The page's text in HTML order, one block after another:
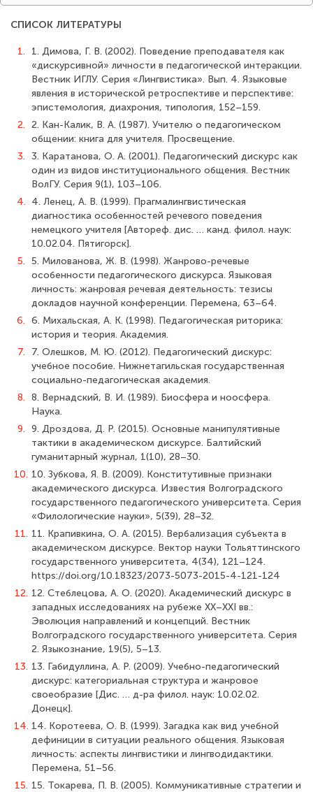
СПИСОК ЛИТЕРАТУРЫ
1.
1. Димова, Г. В. (2002). Поведение преподавателя как
«дискурсивной» личности в педагогической интеракции.
Вестник ИГЛУ. Серия «Лингвистика». Вып. 4. Языковые
явления в исторической ретроспективе и перспективе:
эпистемология, диахрония, типология, 152–159.
2. 2. Кан-Калик, В. А. (1987). Учителю о педагогическом
общении: книга для учителя. Просвещение.
3. 3. Каратанова, О. А. (2001). Педагогический дискурс как
один из видов институционального общения. Вестник
ВолГУ. Серия 9(1), 103–106.
4. 4. Ленец, А. В. (1999). Прагмалингвистическая
диагностика особенностей речевого поведения
немецкого учителя [Автореф. дис. … канд. филол. наук:
10.02.04. Пятигорск].
5. 5. Милованова, Ж. В. (1998). Жанрово-речевые
особенности педагогического дискурса. Языковая
личность: жанровая речевая деятельность: тезисы
докладов научной конференции. Перемена, 63–64.
6. 6. Михальская, А. К. (1998). Педагогическая риторика:
история и теория. Академия.
7.
7. Олешков, М. Ю. (2012). Педагогический дискурс:
учебное пособие. Нижнетагильская государственная
социально-педагогическая академия.
8. 8. Вернадский, В. И. (1989). Биосфера и ноосфера.
Наука.
9. 9. Дроздова, Д. Р. (2015). Основные манипулятивные
тактики в академическом дискурсе. Балтийский
гуманитарный журнал, 1(10), 28–30.
10. 10. Зубкова, Я. В. (2009). Конститутивные признаки
академического дискурса. Известия Волгоградского
государственного педагогического университета. Серия
«Филологические науки», 5(39), 28−32.
11. 11. Крапивкина, О. А. (2015). Вербализация субъекта в
академическом дискурсе. Вектор науки Тольяттинского
государственного университета, 4(34), 121–124.
https://doi.org/10.18323/2073-5073-2015-4-121-124
12. 12. Стеблецова, А. О. (2020). Академический дискурс в
западных исследованиях на рубеже XX–XXI вв.:
Эволюция направлений и концепций. Вестник
Волгоградского государственного университета. Серия
2. Языкознание, 19(5), 5–13.
13. 13. Габидуллина, А. Р. (2009). Учебно-педагогический
дискурс: категориальная структура и жанровое
своеобразие [Дис. … д-ра филол. наук: 10.02.02.
Донецк].
14. 14. Коротеева, О. В. (1999). Загадка как вид учебной
дефиниции в ситуации реального общения. Языковая
личность: аспекты лингвистики и лингводидактики.
Перемена, 51–56.
15. 15. Токарева, П. В. (2005). Коммуникативные стратегии и